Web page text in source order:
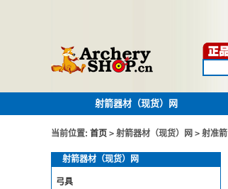
射箭器材（现货）网
当前位置: 首页 > 射箭器材（现货）网 > 射准箭
射箭器材（现货）网
弓具